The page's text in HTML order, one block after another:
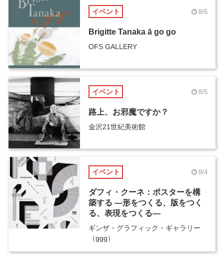
イベント 8/6
Brigitte Tanaka ā go go
OFS GALLERY
イベント 8/5
路上、お邪魔ですか？
金沢21世紀美術館
イベント 8/4
ダフィ・クーネ：ポスターを構
築する ―形をつくる、版をつく
る、表現をつくる―
ギンザ・グラフィック・ギャラリー
（ggg）